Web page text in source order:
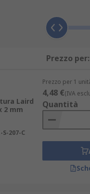
una struttura
diversi, come i
e finalità, a
Prezzo per:
Laird
2 mm
S-207-C
Prezzo per 1
4,48 €(IVA
Quantità